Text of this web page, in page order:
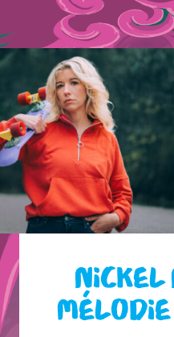
NICKEL